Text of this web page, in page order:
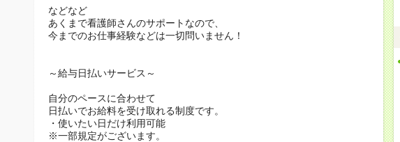
などなど
あくまで看護師さんのサポートなので、
今までのお仕事経験などは一切問いません！
～給与日払いサービス～
自分のペースに合わせて
日払いでお給料を受け取れる制度です。
・使いたい日だけ利用可能
※一部規定がございます。